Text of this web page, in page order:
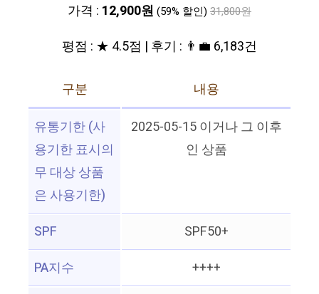
가격 : 12,900원 (59% 할인) 31,800원
평점 : ★ 4.5점 | 후기 : 👨‍💼 6,183건
구분
내용
유통기한 (사
용기한 표시의
무 대상 상품
은 사용기한)
2025-05-15 이거나 그 이후
인 상품
SPF
SPF50+
PA지수
++++